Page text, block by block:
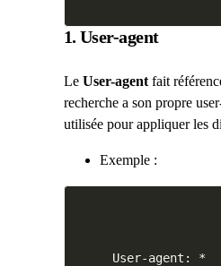
1. User-agent
Le User-agentfait
recherche a son propre
utilisée pour appliquer les
Exemple :